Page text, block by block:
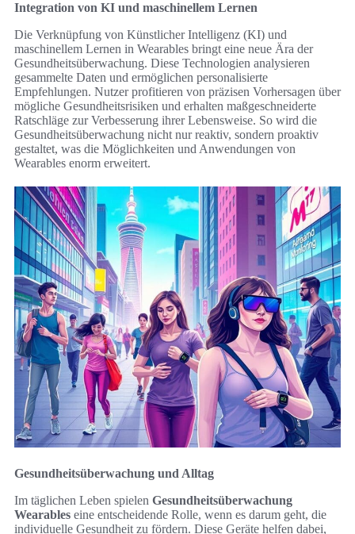
Integration von KI und maschinellem Lernen
Die Verknüpfung von Künstlicher Intelligenz (KI) und
maschinellem Lernen in Wearables bringt eine neue Ära der
Gesundheitsüberwachung. Diese Technologien analysieren
gesammelte Daten und ermöglichen personalisierte
Empfehlungen. Nutzer profitieren von präzisen Vorhersagen über
mögliche Gesundheitsrisiken und erhalten maßgeschneiderte
Ratschläge zur Verbesserung ihrer Lebensweise. So wird die
Gesundheitsüberwachung nicht nur reaktiv, sondern proaktiv
gestaltet, was die Möglichkeiten und Anwendungen von
Wearables enorm erweitert.
Gesundheitsüberwachung und Alltag
Im täglichen Leben spielen Gesundheitsüberwachung
Wearables eine entscheidende Rolle, wenn es darum geht, die
individuelle Gesundheit zu fördern. Diese Geräte helfen dabei,